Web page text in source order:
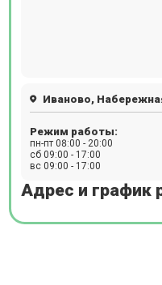
Адрес и график
Иваново,
Режим работы:
пн-пт 08:00 - 20:00
сб 09:00 - 17:00
вс 09:00 - 17:00